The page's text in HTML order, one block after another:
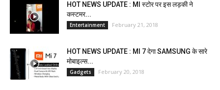
HOT NEWS UPDATE : MI स्टोर पर इस लड़की ने
कस्टमर...
Entertainment February 21, 2018
HOT NEWS UPDATE : MI 7 देगा SAMSUNG के सारे
मोबाइल्स...
Gadgets February 20, 2018